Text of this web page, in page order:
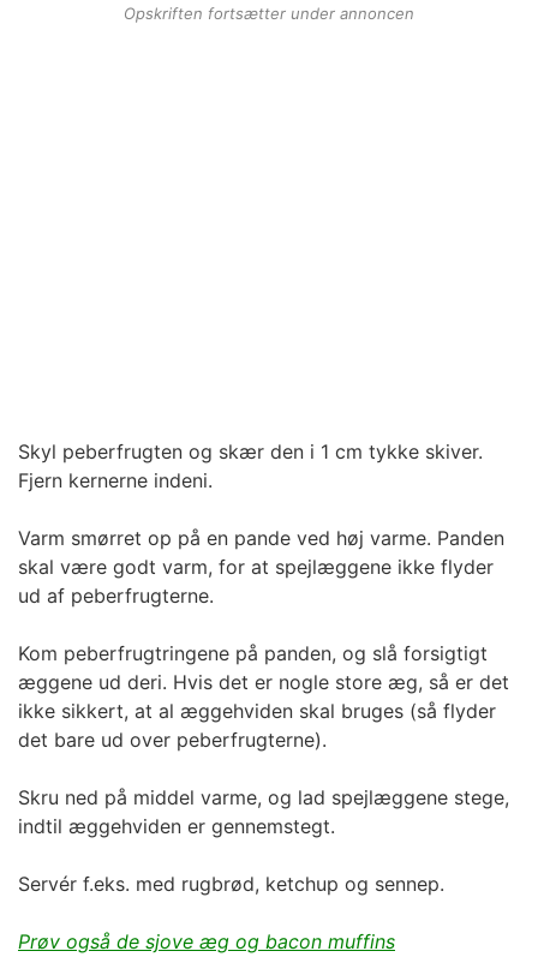
Opskriften fortsætter under annoncen
Skyl peberfrugten og skær den i 1 cm tykke skiver.
Fjern kernerne indeni.
Varm smørret op på en pande ved høj varme. Panden
skal være godt varm, for at spejlæggene ikke flyder
ud af peberfrugterne.
Kom peberfrugtringene på panden, og slå forsigtigt
æggene ud deri. Hvis det er nogle store æg, så er det
ikke sikkert, at al æggehviden skal bruges (så flyder
det bare ud over peberfrugterne).
Skru ned på middel varme, og lad spejlæggene stege,
indtil æggehviden er gennemstegt.
Servér f.eks. med rugbrød, ketchup og sennep.
Prøv også de sjove æg og bacon muffins